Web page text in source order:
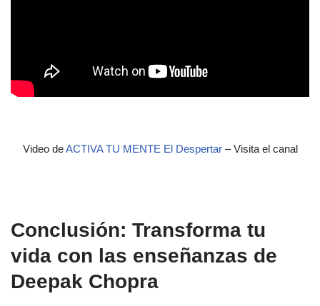
Video deACTIVA TU MENTE El Despertar– Visita el canal
Conclusión: Transforma tu
vida con las enseñanzas de
Deepak Chopra